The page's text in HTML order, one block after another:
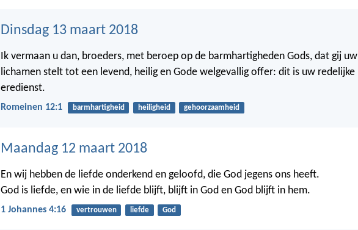
Dinsdag 13 maart 2018
Ik vermaan u dan, broeders, met beroep op de barmhartigheden Gods, dat gij uw
lichamen stelt tot een levend, heilig en Gode welgevallig offer: dit is uw redelijke
eredienst.
Romeinen 12:1 barmhartigheid heiligheid gehoorzaamheid
Maandag 12 maart 2018
En wij hebben de liefde onderkend en geloofd, die God jegens ons heeft.
God is liefde, en wie in de liefde blijft, blijft in God en God blijft in hem.
1 Johannes 4:16 vertrouwen liefde God